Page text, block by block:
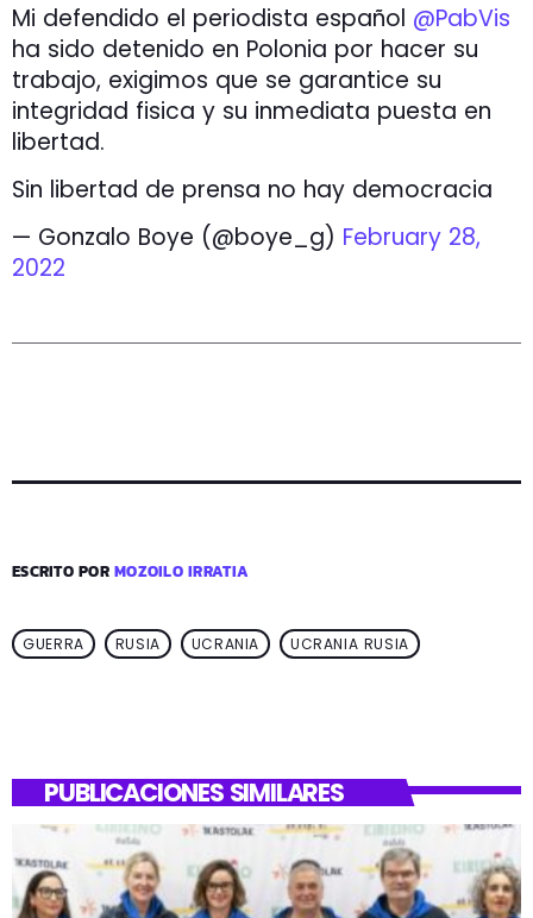
Mi defendido el periodista español @PabVis
ha sido detenido en Polonia por hacer su
trabajo, exigimos que se garantice su
integridad fisica y su inmediata puesta en
libertad.
Sin libertad de prensa no hay democracia
— Gonzalo Boye (@boye_g) February 28,
2022
ESCRITO PORMOZOILO IRRATIA
GUERRA RUSIA UCRANIA UCRANIA RUSIA
PUBLICACIONES SIMILARES